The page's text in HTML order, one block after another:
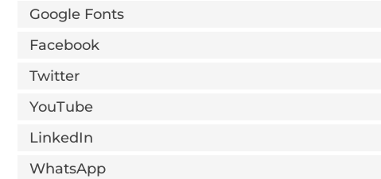
Google Fonts
Facebook
Twitter
YouTube
LinkedIn
WhatsApp